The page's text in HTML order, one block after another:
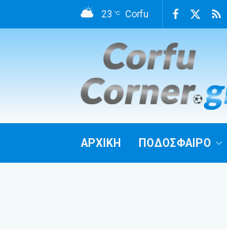
23 °C Corfu
ΑΡΧΙΚΗ ΠΟΔΟΣΦΑΙΡΟ